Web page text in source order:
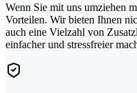
Wenn Sie mit uns umziehen
Vorteilen. Wir bieten Ihnen
auch eine Vielzahl von
einfacher und stressfreier